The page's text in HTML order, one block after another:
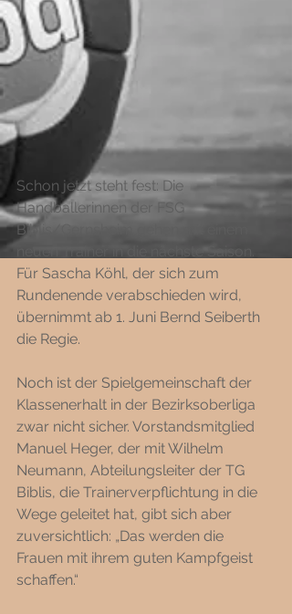
Schon jetzt steht fest: Die
Handballerinnen der FSG
Biblis/Gernsheim gehen mit einem
neuen Trainer in die nächste Saison.
Für Sascha Köhl, der sich zum
Rundenende verabschieden wird,
übernimmt ab 1. Juni Bernd Seiberth
die Regie.
Noch ist der Spielgemeinschaft der
Klassenerhalt in der Bezirksoberliga
zwar nicht sicher. Vorstandsmitglied
Manuel Heger, der mit Wilhelm
Neumann, Abteilungsleiter der TG
Biblis, die Trainerverpflichtung in die
Wege geleitet hat, gibt sich aber
zuversichtlich: „Das werden die
Frauen mit ihrem guten Kampfgeist
schaffen.“